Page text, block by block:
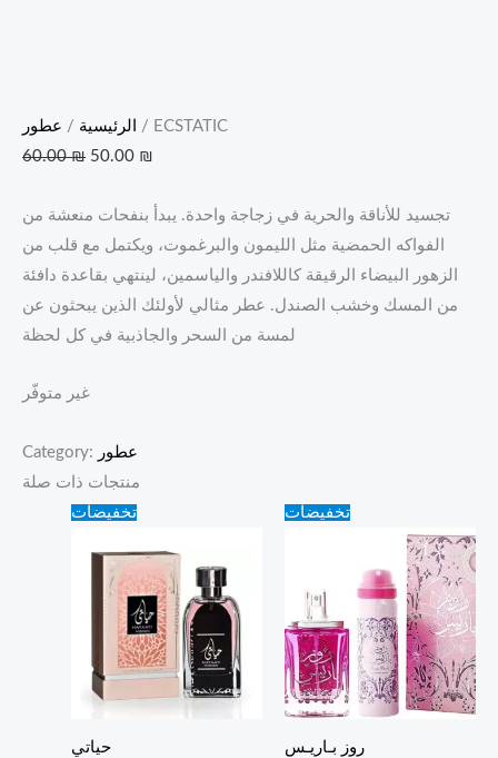
الرئيسية / عطور
/ ECSTATIC
60.00₪ 50.00 ₪
تجسيد للأناقة والحرية في زجاجة واحدة. يبدأ بنفحات منعشة من
الفواكه الحمضية مثل الليمون والبرغموت، ويكتمل مع قلب من
الزهور البيضاء الرقيقة كاللافندر والياسمين، لينتهي بقاعدة دافئة
من المسك وخشب الصندل. عطر مثالي لأولئك الذين يبحثون عن
لمسة من السحر والجاذبية في كل لحظة
غير متوفّر
Category: عطور
منتجات ذات صلة
تخفيضات
حياتي
Original
price
60.00 ₪.
50.00 ₪.
تخفيضات
روز بـاريـس
Original
price
is:
50.00 ₪.